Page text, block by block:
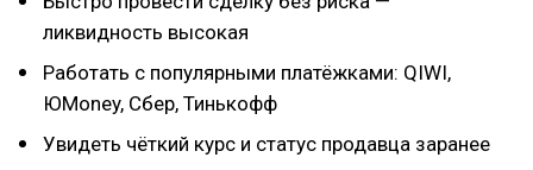
ликвидность высокая
Работать с популярными платёжками: QIWI,
ЮMoney, Сбер, Тинькофф
Увидеть чёткий курс и статус продавца заранее